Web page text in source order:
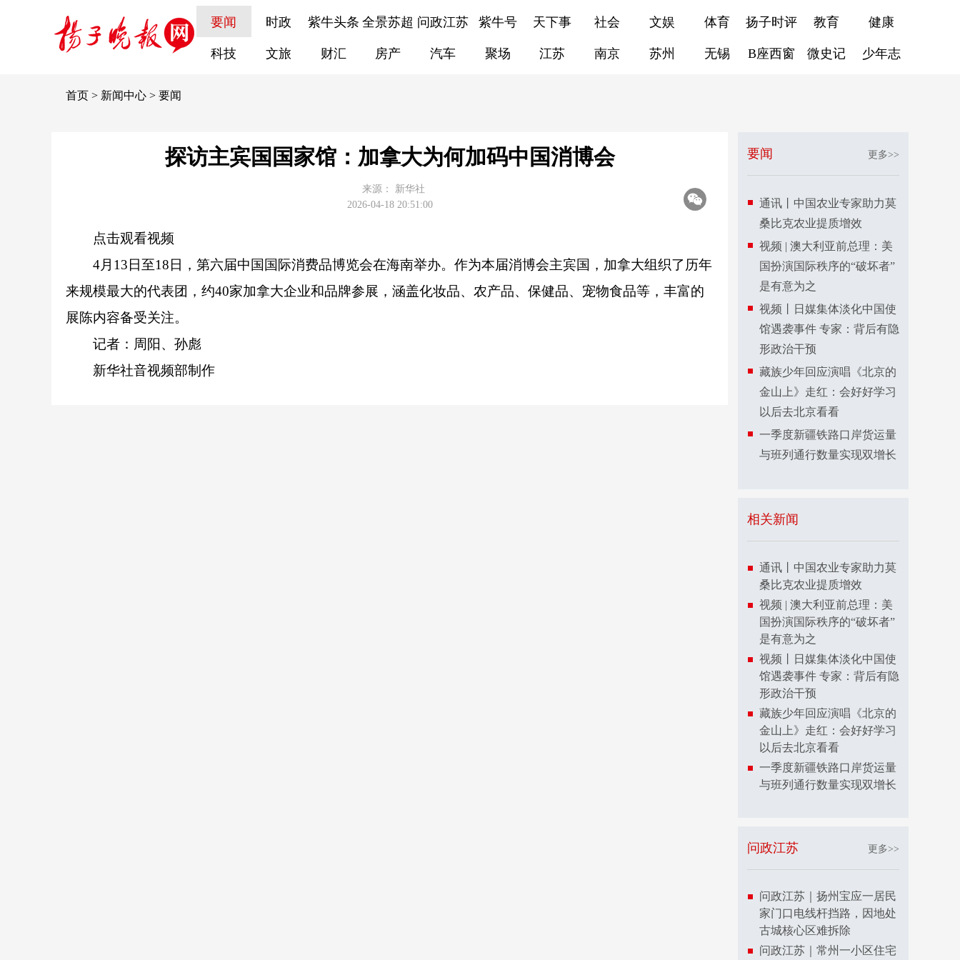
要闻 时政 紫牛头条 全景苏超 问政江苏 紫牛号 天下事 社会 文娱 体育 扬子时评 教育 健康
科技 文旅 财汇 房产 汽车 聚场 江苏 南京 苏州 无锡 B座西窗 微史记 少年志
首页 > 新闻中心 > 要闻
探访主宾国国家馆：加拿大为何加码中国消博会
来源：
新华社
2026-04-18 20:51:00
点击观看视频
4月13日至18日，第六届中国国际消费品博览会在海南举办。作为本届消博会主宾国，加拿大组织了历年
来规模最大的代表团，约40家加拿大企业和品牌参展，涵盖化妆品、农产品、保健品、宠物食品等，丰富的
展陈内容备受关注。
记者：周阳、孙彪
新华社音视频部制作
要闻 更多>>
通讯丨中国农业专家助力莫
桑比克农业提质增效
视频 | 澳大利亚前总理：美
国扮演国际秩序的“破坏者”
是有意为之
视频丨日媒集体淡化中国使
馆遇袭事件 专家：背后有隐
形政治干预
藏族少年回应演唱《北京的
金山上》走红：会好好学习
以后去北京看看
一季度新疆铁路口岸货运量
与班列通行数量实现双增长
相关新闻
通讯丨中国农业专家助力莫
桑比克农业提质增效
视频 | 澳大利亚前总理：美
国扮演国际秩序的“破坏者”
是有意为之
视频丨日媒集体淡化中国使
馆遇袭事件 专家：背后有隐
形政治干预
藏族少年回应演唱《北京的
金山上》走红：会好好学习
以后去北京看看
一季度新疆铁路口岸货运量
与班列通行数量实现双增长
问政江苏 更多>>
问政江苏｜扬州宝应一居民
家门口电线杆挡路，因地处
古城核心区难拆除
问政江苏｜常州一小区住宅